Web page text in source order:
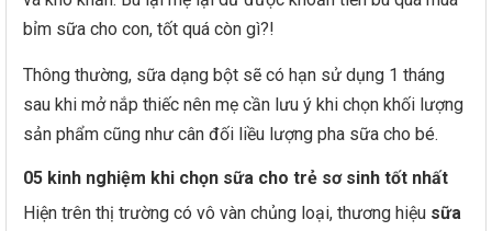
bỉm sữa cho con, tốt quá còn gì?!
Thông thường, sữa dạng bột sẽ có hạn sử dụng 1 tháng
sau khi mở nắp thiếc nên mẹ cần lưu ý khi chọn khối lượng
sản phẩm cũng như cân đối liều lượng pha sữa cho bé.
05 kinh nghiệm khi chọn sữa cho trẻ sơ sinh tốt nhất
Hiện trên thị trường có vô vàn chủng loại, thương hiệu sữa